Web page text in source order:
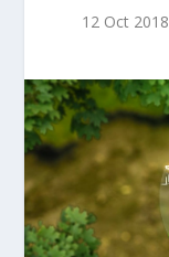
12 Oct 2018